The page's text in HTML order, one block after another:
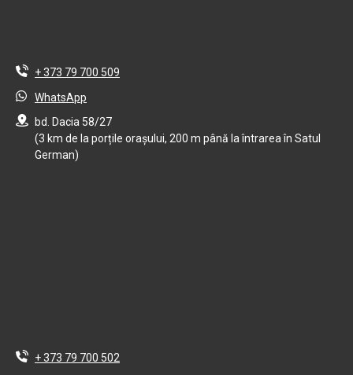
+ 373 79 700 509
WhatsApp
bd. Dacia 58/27
(3 km de la porțile orașului, 200 m până la întrarea în Satul
German)
+ 373 79 700 502